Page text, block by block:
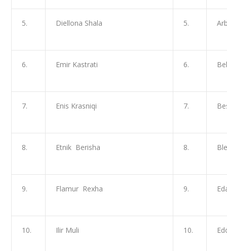
5. Diellona Shala 5.
6. Emir Kastrati 6.
7. Enis Krasniqi 7.
8. Etnik Berisha 8.
9. Flamur Rexha 9.
10. Ilir Muli 10.